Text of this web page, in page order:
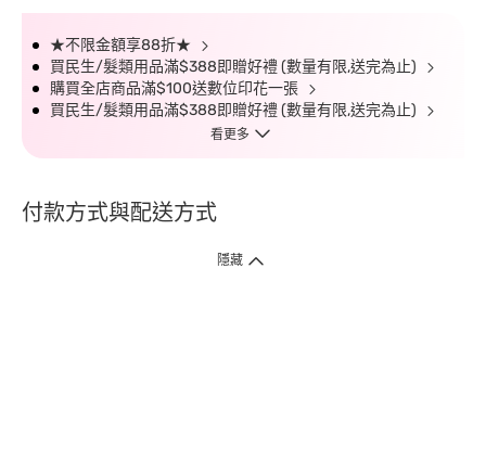
★不限金額享88折★
買民生/髮類用品滿$388即贈好禮 (數量有限,送完為止)
購買全店商品滿$100送數位印花一張
買民生/髮類用品滿$388即贈好禮 (數量有限,送完為止)
看更多
付款方式與配送方式
隱藏